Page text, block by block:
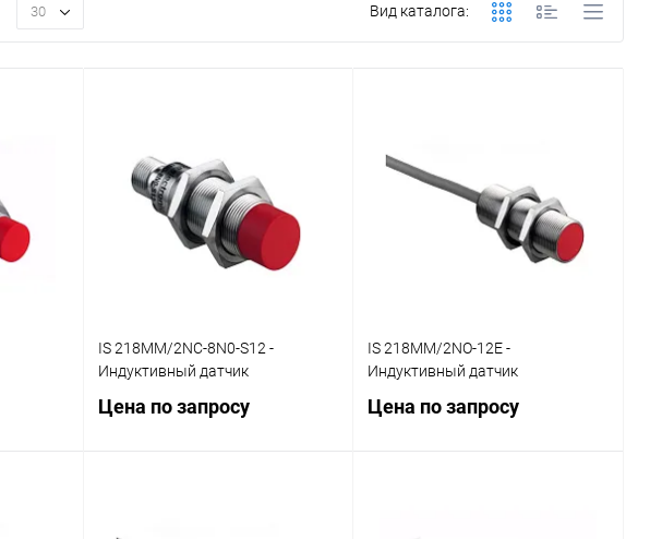
30 Вид каталога:
IS 218MM/2NC-8N0-S12 -
Индуктивный датчик
Цена по запросу
IS 218MM/2NO-12E -
Индуктивный датчик
Цена по запросу